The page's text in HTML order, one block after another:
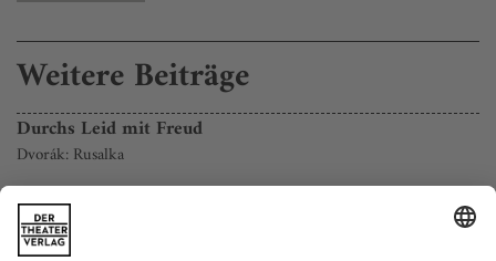
Weitere Beiträge
Durchs Leid mit Freud
Dvorák: Rusalka
Essen / Aalto-Theater
Um das Essener Aalto-Theater war es ruhig geworden in